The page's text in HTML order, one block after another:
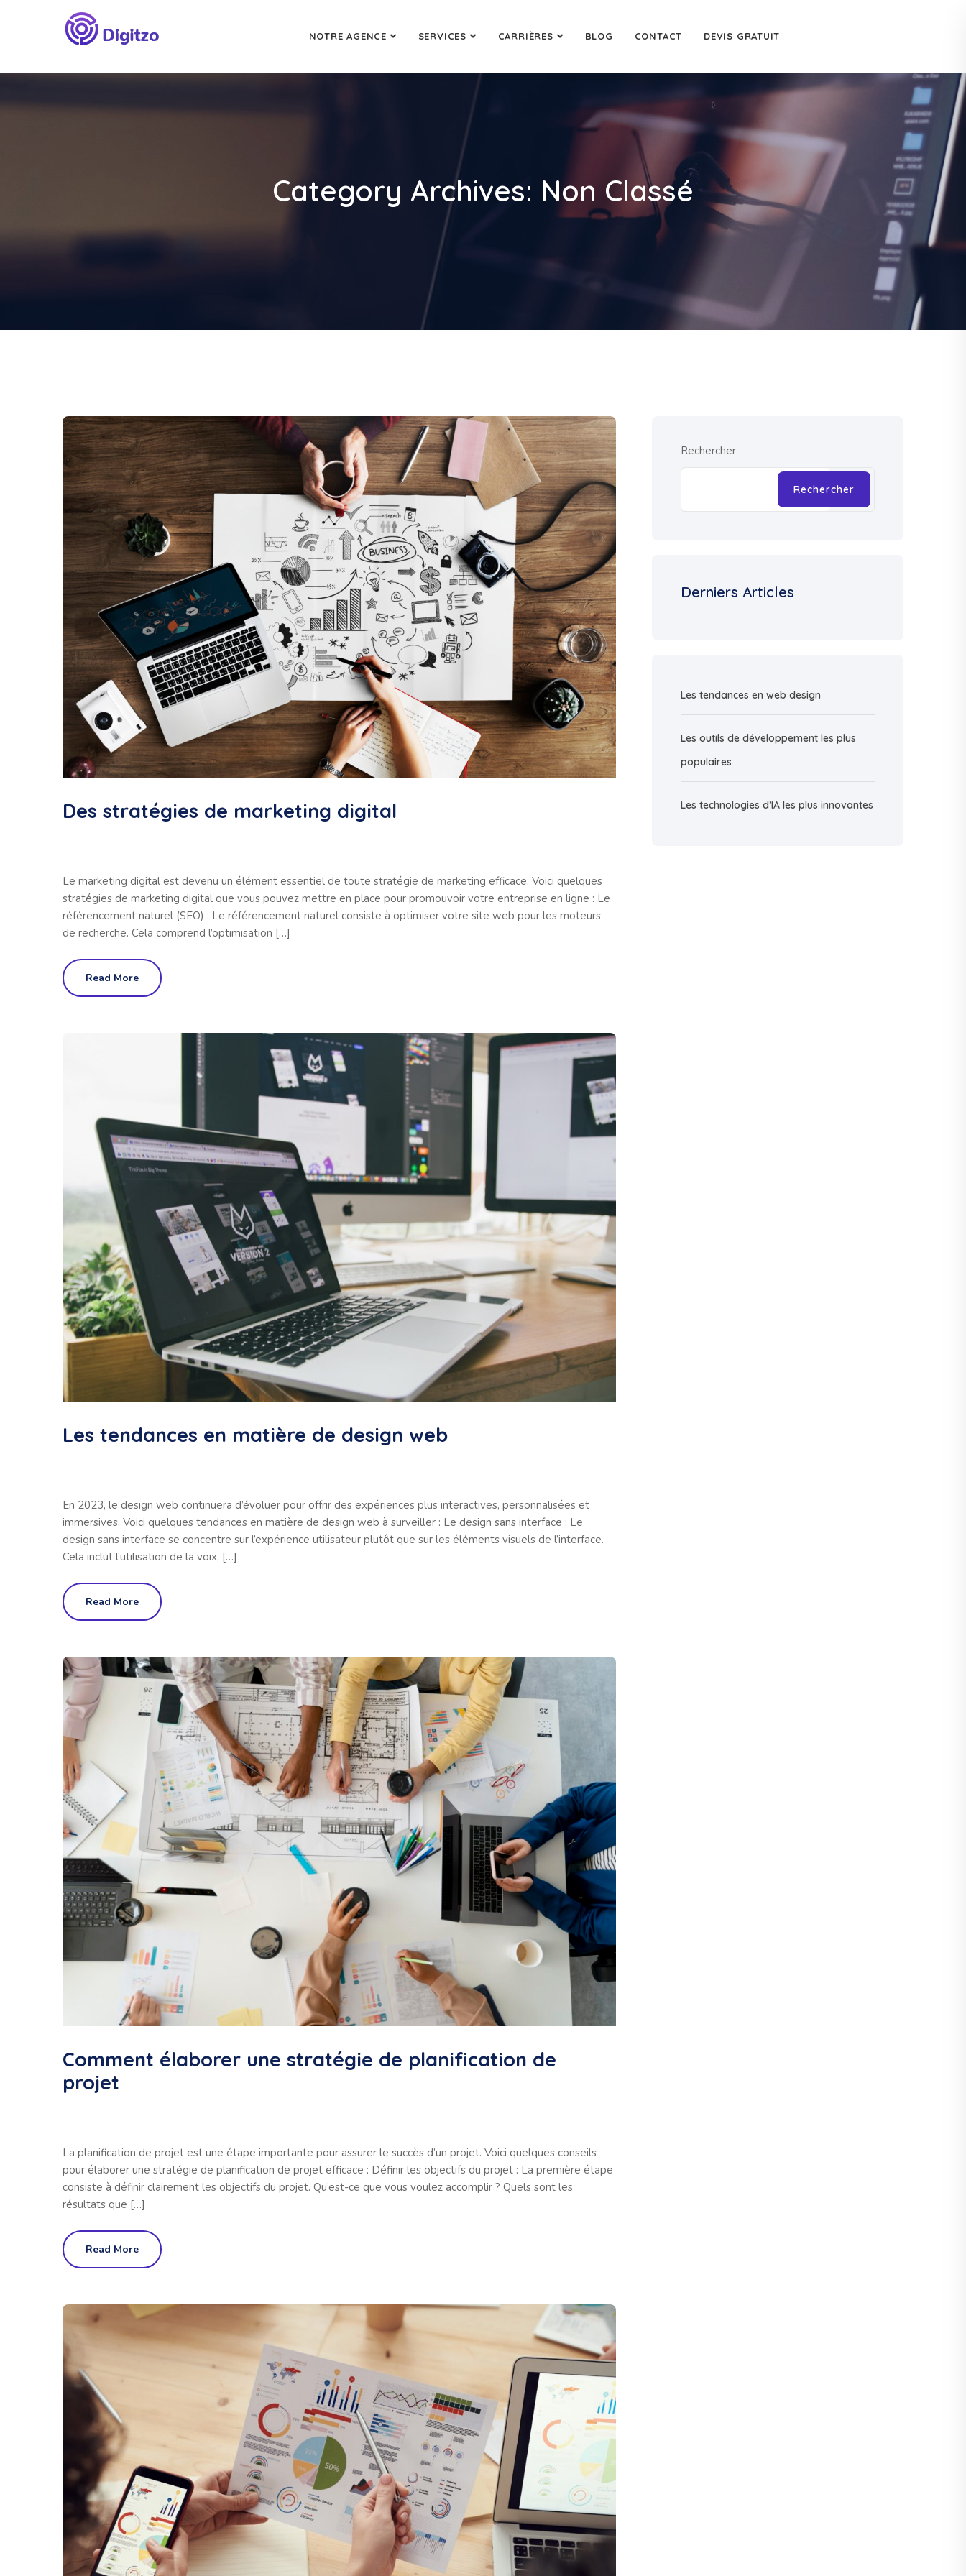
NOTRE AGENCE SERVICES CARRIÈRES BLOG CONTACT DEVIS GRATUIT
Category Archives: Non Classé
Des stratégies de marketing digital
Le marketing digital est devenu un élément essentiel de toute stratégie de marketing efficace. Voici quelques
stratégies de marketing digital que vous pouvez mettre en place pour promouvoir votre entreprise en ligne : Le
référencement naturel (SEO) : Le référencement naturel consiste à optimiser votre site web pour les moteurs
de recherche. Cela comprend l’optimisation […]
Read More
Les tendances en matière de design web
En 2023, le design web continuera d’évoluer pour offrir des expériences plus interactives, personnalisées et
immersives. Voici quelques tendances en matière de design web à surveiller : Le design sans interface : Le
design sans interface se concentre sur l’expérience utilisateur plutôt que sur les éléments visuels de l’interface.
Cela inclut l’utilisation de la voix, […]
Read More
Comment élaborer une stratégie de planification de
projet
La planification de projet est une étape importante pour assurer le succès d’un projet. Voici quelques conseils
pour élaborer une stratégie de planification de projet efficace : Définir les objectifs du projet : La première étape
consiste à définir clairement les objectifs du projet. Qu’est-ce que vous voulez accomplir ? Quels sont les
résultats que […]
Read More
Rechercher
Rechercher
Derniers Articles
Les tendances en web design
Les outils de développement les plus
populaires
Les technologies d’IA les plus innovantes